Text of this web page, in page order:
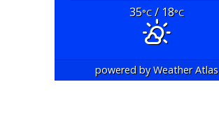
35°C/ 18°C
powered byWeather Atlas